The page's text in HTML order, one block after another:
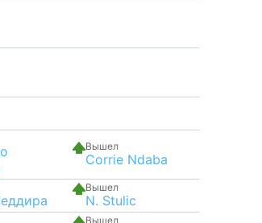
Вышел
Corrie Ndaba
Вышел
N. Stulic
Вышел